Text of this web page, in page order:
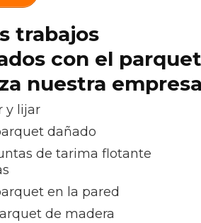
trabajos
con el parquet
nuestra
y lijar
dañado
de tarima flotante
en la pared
de madera